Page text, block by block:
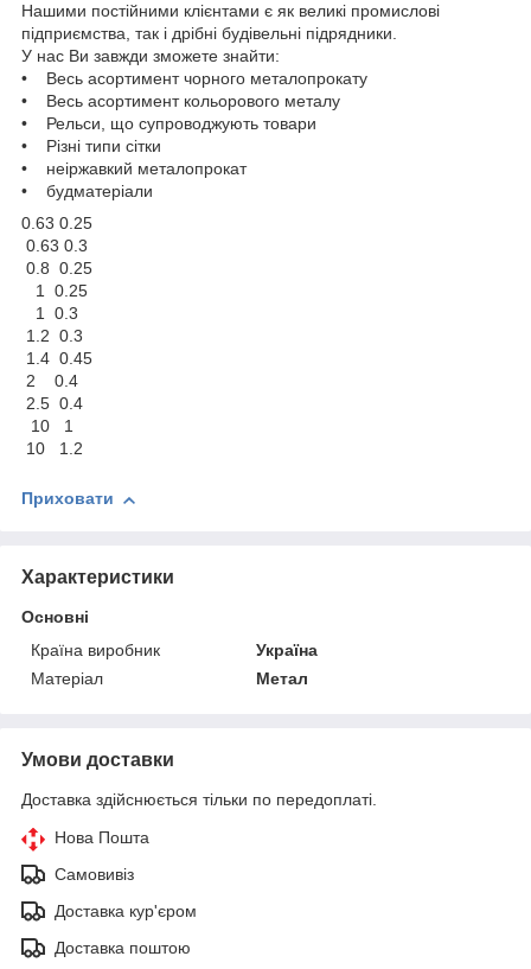
Нашими постійними клієнтами є як великі промислові
підприємства, так і дрібні будівельні підрядники.
У нас Ви завжди зможете знайти:
• Весь асортимент чорного металопрокату
• Весь асортимент кольорового металу
• Рельси, що супроводжують товари
• Різні типи сітки
• неіржавкий металопрокат
• будматеріали
0.63 0.25
0.63 0.3
0.8 0.25
1 0.25
1 0.3
1.2 0.3
1.4 0.45
2 0.4
2.5 0.4
10 1
10 1.2
Приховати
Характеристики
Основні
Країна виробник
Україна
Матеріал
Метал
Умови доставки
Доставка здійснюється тільки по передоплаті.
Нова Пошта
Самовивіз
Доставка кур'єром
Доставка поштою